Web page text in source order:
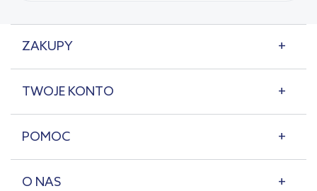
ZAKUPY
TWOJE KONTO
POMOC
O NAS